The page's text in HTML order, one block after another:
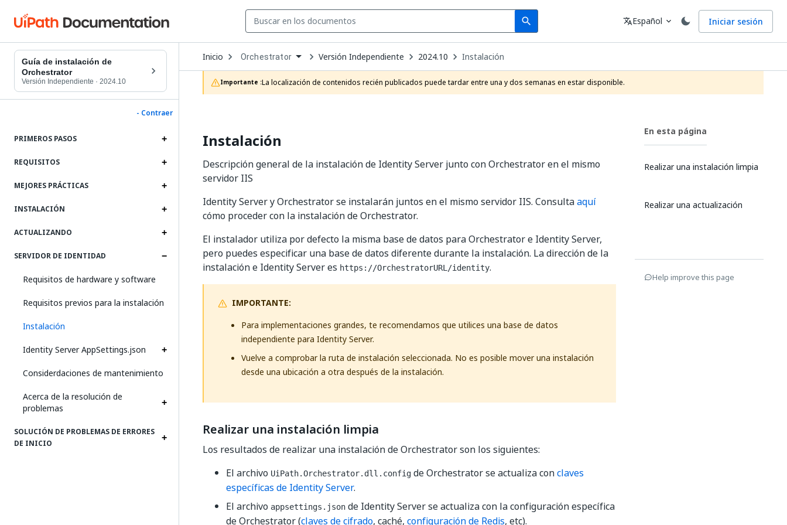
search
Search Idioma
translateEspañol expand_more Iniciar sesión
Guía de instalación de
Orchestrator
Versión Independiente · 2024.10
- Contraer
PRIMEROS PASOS
REQUISITOS
MEJORES PRÁCTICAS
INSTALACIÓN
ACTUALIZANDO
SERVIDOR DE IDENTIDAD
Requisitos de hardware y software
Requisitos previos para la instalación
Instalación
Identity Server AppSettings.json
Considerdaciones de mantenimiento
Acerca de la resolución de
problemas
SOLUCIÓN DE PROBLEMAS DE ERRORES
DE INICIO
Inicio Open
Dropdown
to
choose
product
Orchestrator Versión Independiente 2024.10 Instalación
Importante :La localización de contenidos recién publicados puede tardar entre una y dos semanas en estar disponible.
Instalación
Descripción general de la instalación de Identity Server junto con Orchestrator en el mismo
servidor IIS
Identity Server y Orchestrator se instalarán juntos en el mismo servidor IIS. Consultaaquí
cómo proceder con la instalación de Orchestrator.
El instalador utiliza por defecto la misma base de datos para Orchestrator e Identity Server,
pero puedes especificar una base de datos diferente durante la instalación. La dirección de la
instalación e Identity Server es https://OrchestratorURL/identity.
IMPORTANTE:
Para implementaciones grandes, te recomendamos que utilices una base de datos
independiente para Identity Server.
Vuelve a comprobar la ruta de instalación seleccionada. No es posible mover una instalación
desde una ubicación a otra después de la instalación.
Realizar una instalación limpia
Los resultados de realizar una instalación de Orchestrator son los siguientes:
El archivo UiPath.Orchestrator.dll.config de Orchestrator se actualiza conclaves
específicas de Identity Server.
El archivo appsettings.json de Identity Server se actualiza con la configuración específica
de Orchestrator (claves de cifrado, caché, configuración de Redis, etc).
En esta página
Realizar una instalación limpia
Realizar una actualización
Help improve this page